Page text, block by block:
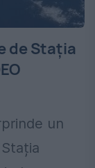
de Staţia
un